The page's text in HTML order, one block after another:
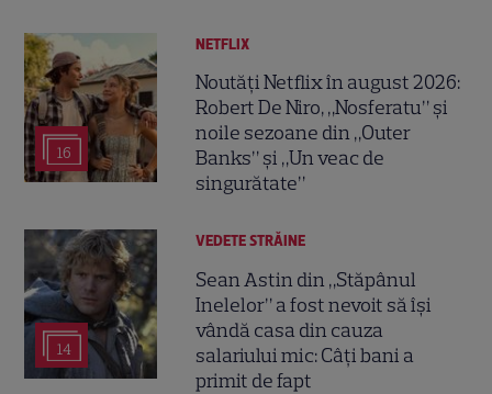
16
NETFLIX
Noutăți Netflix în august 2026:
Robert De Niro, „Nosferatu” și
noile sezoane din „Outer
Banks” și „Un veac de
singurătate”
14
VEDETE STRĂINE
Sean Astin din „Stăpânul
Inelelor” a fost nevoit să își
vândă casa din cauza
salariului mic: Câți bani a
primit de fapt